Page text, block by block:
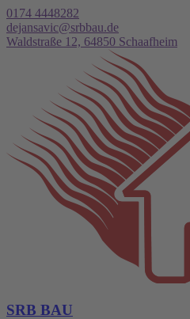
0174 4448282
dejansavic@srbbau.de
Waldstraße 12, 64850 Schaafheim
SRB BAU